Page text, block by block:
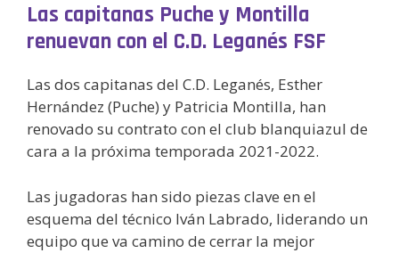
Las capitanas Puche y Montilla
renuevan con el C.D. Leganés FSF
Las dos capitanas del C.D. Leganés, Esther
Hernández (Puche) y Patricia Montilla, han
renovado su contrato con el club blanquiazul de
cara a la próxima temporada 2021-2022.
Las jugadoras han sido piezas clave en el
esquema del técnico Iván Labrado, liderando un
equipo que va camino de cerrar la mejor